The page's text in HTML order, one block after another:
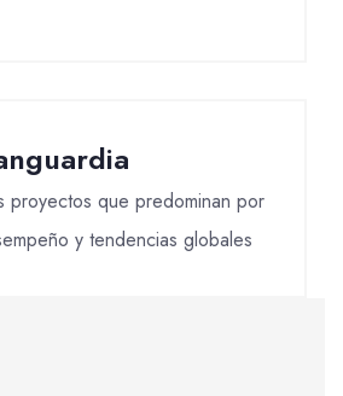
proyectos que predominan por
y tendencias globales